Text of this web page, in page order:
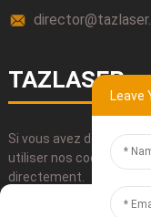
TAZLASER
Si vous avez des
utiliser nos
directement.
Leave